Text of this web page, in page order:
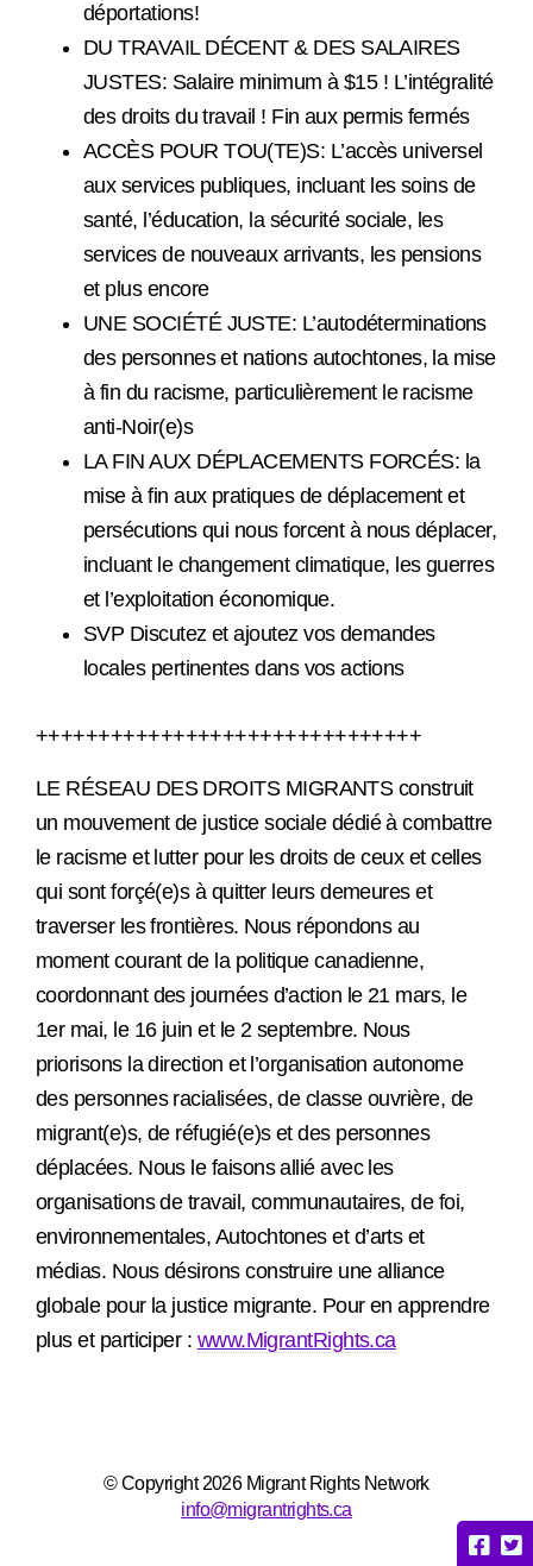
déportations!
DU TRAVAIL DÉCENT & DES SALAIRES
JUSTES: Salaire minimum à $15 ! L’intégralité
des droits du travail ! Fin aux permis fermés
ACCÈS POUR TOU(TE)S: L’accès universel
aux services publiques, incluant les soins de
santé, l’éducation, la sécurité sociale, les
services de nouveaux arrivants, les pensions
et plus encore
UNE SOCIÉTÉ JUSTE: L’autodéterminations
des personnes et nations autochtones, la mise
à fin du racisme, particulièrement le racisme
anti-Noir(e)s
LA FIN AUX DÉPLACEMENTS FORCÉS: la
mise à fin aux pratiques de déplacement et
persécutions qui nous forcent à nous déplacer,
incluant le changement climatique, les guerres
et l’exploitation économique.
SVP Discutez et ajoutez vos demandes
locales pertinentes dans vos actions
+++++++++++++++++++++++++++++++
LE RÉSEAU DES DROITS MIGRANTS construit
un mouvement de justice sociale dédié à combattre
le racisme et lutter pour les droits de ceux et celles
qui sont forçé(e)s à quitter leurs demeures et
traverser les frontières. Nous répondons au
moment courant de la politique canadienne,
coordonnant des journées d’action le 21 mars, le
1ermai, le 16 juin et le 2 septembre. Nous
priorisons la direction et l’organisation autonome
des personnes racialisées, de classe ouvrière, de
migrant(e)s, de réfugié(e)s et des personnes
déplacées. Nous le faisons allié avec les
organisations de travail, communautaires, de foi,
environnementales, Autochtones et d’arts et
médias. Nous désirons construire une alliance
globale pour la justice migrante. Pour en apprendre
plus et participer : www.MigrantRights.ca
© Copyright 2026 Migrant Rights Network
info@migrantrights.ca